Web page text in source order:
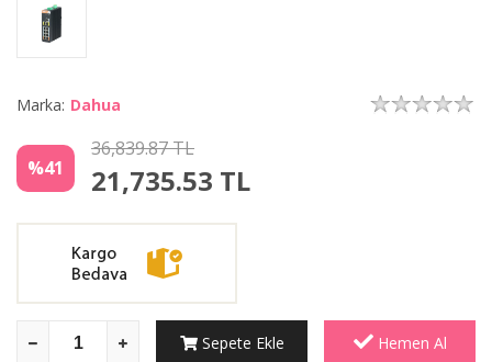
Marka: Dahua
%41
36,839.87 TL
21,735.53 TL
Sepete Ekle Hemen Al